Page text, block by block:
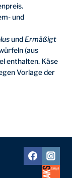
und
und Ermäßigt
(aus
enthalten. Käse
Vorlage der